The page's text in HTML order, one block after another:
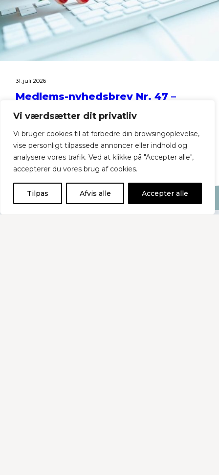
Vi værdsætter dit privatliv
Vi bruger cookies til at forbedre din browsingoplevelse,
vise personligt tilpassede annoncer eller indhold og
analysere vores trafik. Ved at klikke på "Accepter alle",
accepterer du vores brug af cookies.
Tilpas Afvis alle Accepter alle
31. juli 2026
Medlems-nyhedsbrev Nr. 47 –
2026
Historier i dette nyhedsbrev: DataLøn har
opsagt samarbejdsaftalerne med
brancheforeningerne, herunder med BKD //
Lej Jysk-Fynsk sommerhus i Rødby